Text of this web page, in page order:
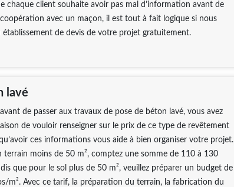
chaque client souhaite avoir pas mal d’information avant de
avec un maçon, il est tout à fait logique si nous
établissement de devis de votre projet gratuitement.
lavé
de passer aux travaux de pose de béton lavé, vous avez
de vouloir renseigner sur le prix de ce type de revêtement
ces informations vous aide à bien organiser votre projet.
terrain moins de 50 m², comptez une somme de 110 à 130
que pour le sol plus de 50 m², veuillez préparer un budget de
m². Avec ce tarif, la préparation du terrain, la fabrication du